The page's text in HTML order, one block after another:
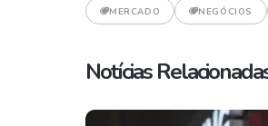
MERCADO NEGÓCIOS
Notícias